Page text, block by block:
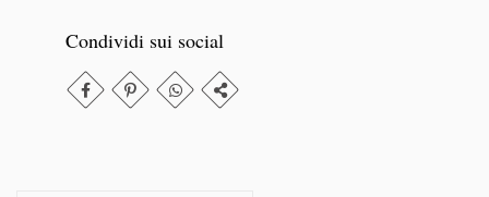
Condividi sui social